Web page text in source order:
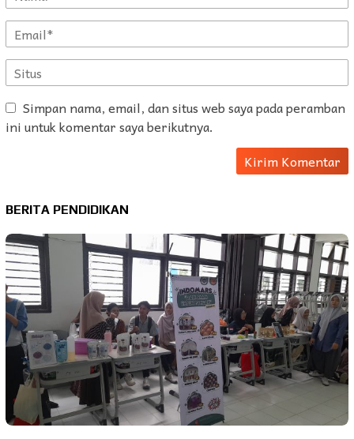
Simpan nama, email, dan situs web saya pada peramban
ini untuk komentar saya berikutnya.
BERITA PENDIDIKAN